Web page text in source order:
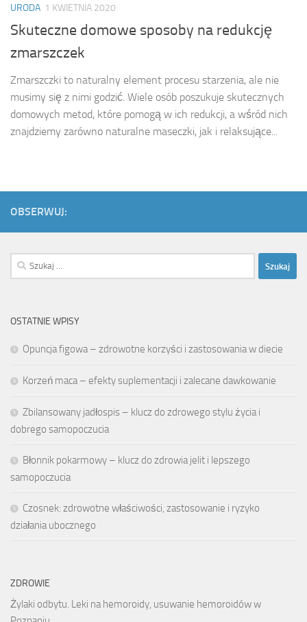
URODA 1 KWIETNIA 2020
Skuteczne domowe sposoby na redukcję
zmarszczek
Zmarszczki to naturalny element procesu starzenia, ale nie
musimy się z nimi godzić. Wiele osób poszukuje skutecznych
domowych metod, które pomogą w ich redukcji, a wśród nich
znajdziemy zarówno naturalne maseczki, jak i relaksujące...
OBSERWUJ:
Szukaj:
OSTATNIE WPISY
Opuncja figowa – zdrowotne korzyści i zastosowania w diecie
Korzeń maca – efekty suplementacji i zalecane dawkowanie
Zbilansowany jadłospis – klucz do zdrowego stylu życia i
dobrego samopoczucia
Błonnik pokarmowy – klucz do zdrowia jelit i lepszego
samopoczucia
Czosnek: zdrowotne właściwości, zastosowanie i ryzyko
działania ubocznego
ZDROWIE
Żylaki odbytu. Leki na hemoroidy, usuwanie hemoroidów w